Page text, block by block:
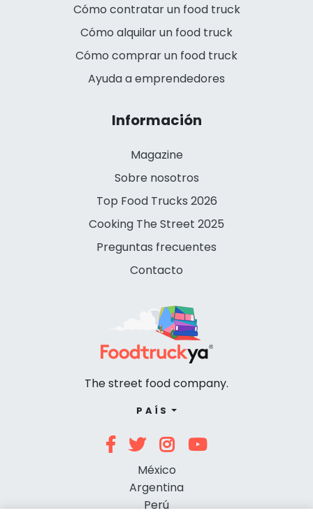
Cómo contratar un food truck
Cómo alquilar un food truck
Cómo comprar un food truck
Ayuda a emprendedores
Información
Magazine
Sobre nosotros
Top Food Trucks 2026
Cooking The Street 2025
Preguntas frecuentes
Contacto
The street food company.
PAÍS
México
Argentina
Perú